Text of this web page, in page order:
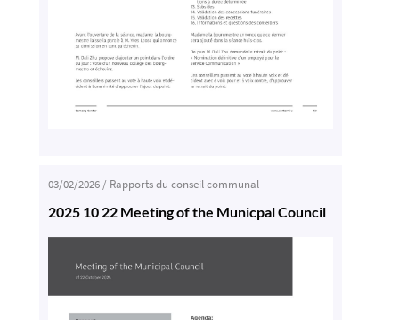
03/02/2026/ Rapports du conseil communal
2025 10 22 Meeting of the Municpal Council